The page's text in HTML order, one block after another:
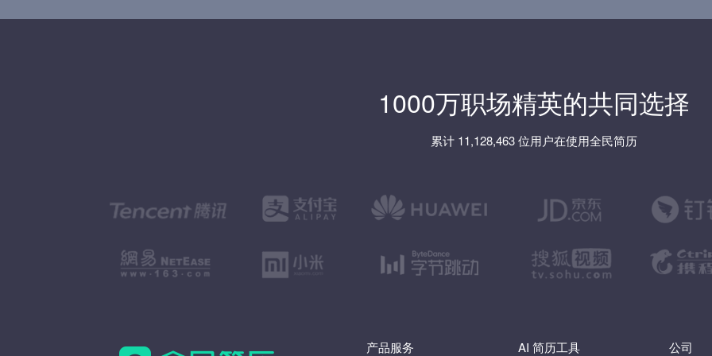
1000万职场精英的共同选择
累计 11,128,463 位用户在使用全民简历
产品服务 AI 简历工具 公司